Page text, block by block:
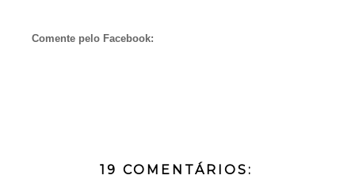
Comente pelo Facebook:
19 COMENTÁRIOS: